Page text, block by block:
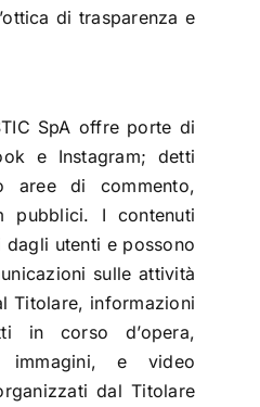
di trasparenza e
SpA offre porte di
e Instagram; detti
aree di commento,
pubblici. I contenuti
utenti e possono
sulle attività
Titolare, informazioni
in corso d’opera,
immagini, e video
dal Titolare